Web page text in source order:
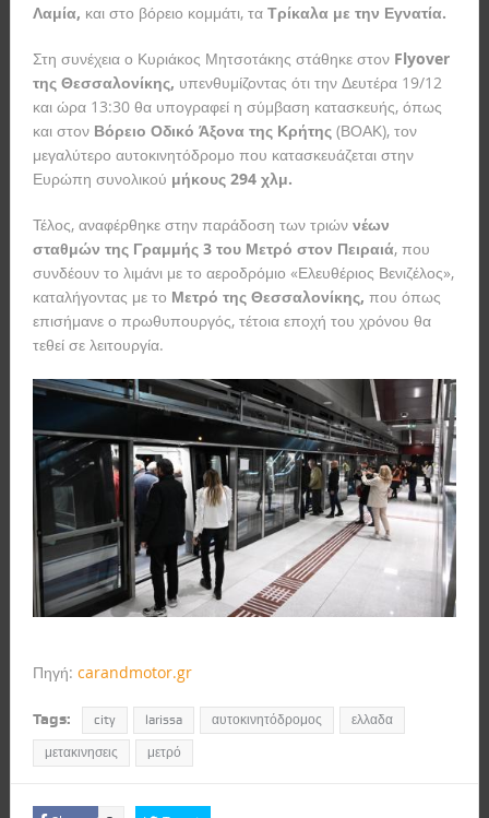
Λαμία, και στο βόρειο κομμάτι, τα Τρίκαλα με την Εγνατία.
Στη συνέχεια ο Κυριάκος Μητσοτάκης στάθηκε στονFlyover
της Θεσσαλονίκης, υπενθυμίζοντας ότι την Δευτέρα 19/12
και ώρα 13:30 θα υπογραφεί η σύμβαση κατασκευής, όπως
και στον Βόρειο Οδικό Άξονα της Κρήτης (ΒΟΑΚ), τον
μεγαλύτερο αυτοκινητόδρομο που κατασκευάζεται στην
Ευρώπη συνολικού μήκους 294 χλμ.
Τέλος, αναφέρθηκε στην παράδοση των τριών νέων
σταθμών της Γραμμής 3 του Μετρό στον Πειραιά, που
συνδέουν το λιμάνι με το αεροδρόμιο «Ελευθέριος Βενιζέλος»,
καταλήγοντας με το Μετρό της Θεσσαλονίκης, που όπως
επισήμανε ο πρωθυπουργός, τέτοια εποχή του χρόνου θα
τεθεί σε λειτουργία.
Πηγή: carandmotor.gr
Tags: city larissa αυτοκινητόδρομος ελλαδα
μετακινησεις μετρό